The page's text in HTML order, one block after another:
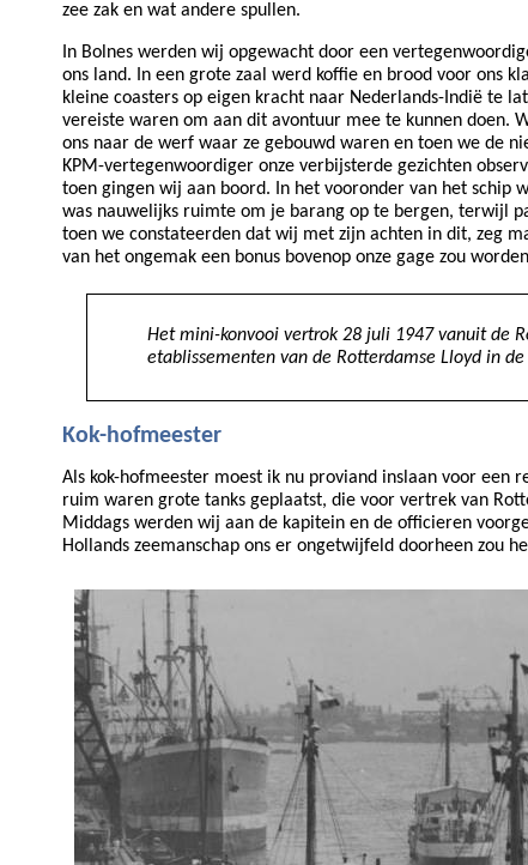
zee zak en wat andere spullen.
In Bolnes werden wij opgewacht door een
ons land. In een grote zaal werd koffie en brood voor ons
kleine coasters op eigen kracht naar Nederlands-Indië te
vereiste waren om aan dit avontuur mee te kunnen doen.
ons naar de werf waar ze gebouwd waren en toen we de
KPM-vertegenwoordiger onze verbijsterde gezichten
toen gingen wij aan boord. In het vooronder van het schip
was nauwelijks ruimte om je barang op te bergen, terwijl
toen we constateerden dat wij met zijn achten in dit, zeg
van het ongemak een bonus bovenop onze gage zou
Het mini-konvooi vertrok 28 juli 1947 vanuit de
etablissementen van de Rotterdamse Lloyd in
Kok-hofmeester
Als kok-hofmeester moest ik nu proviand inslaan voor
ruim waren grote tanks geplaatst, die voor vertrek van
Middags werden wij aan de kapitein en de officieren
Hollands zeemanschap ons er ongetwijfeld doorheen zou